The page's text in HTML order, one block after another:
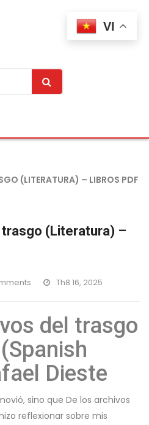
(LITERATURA) – LIBROS PDF
(Literatura) –
Th8 16, 2025
del trasgo
Dieste
sino que De los archivos
reflexionar sobre mis
VI